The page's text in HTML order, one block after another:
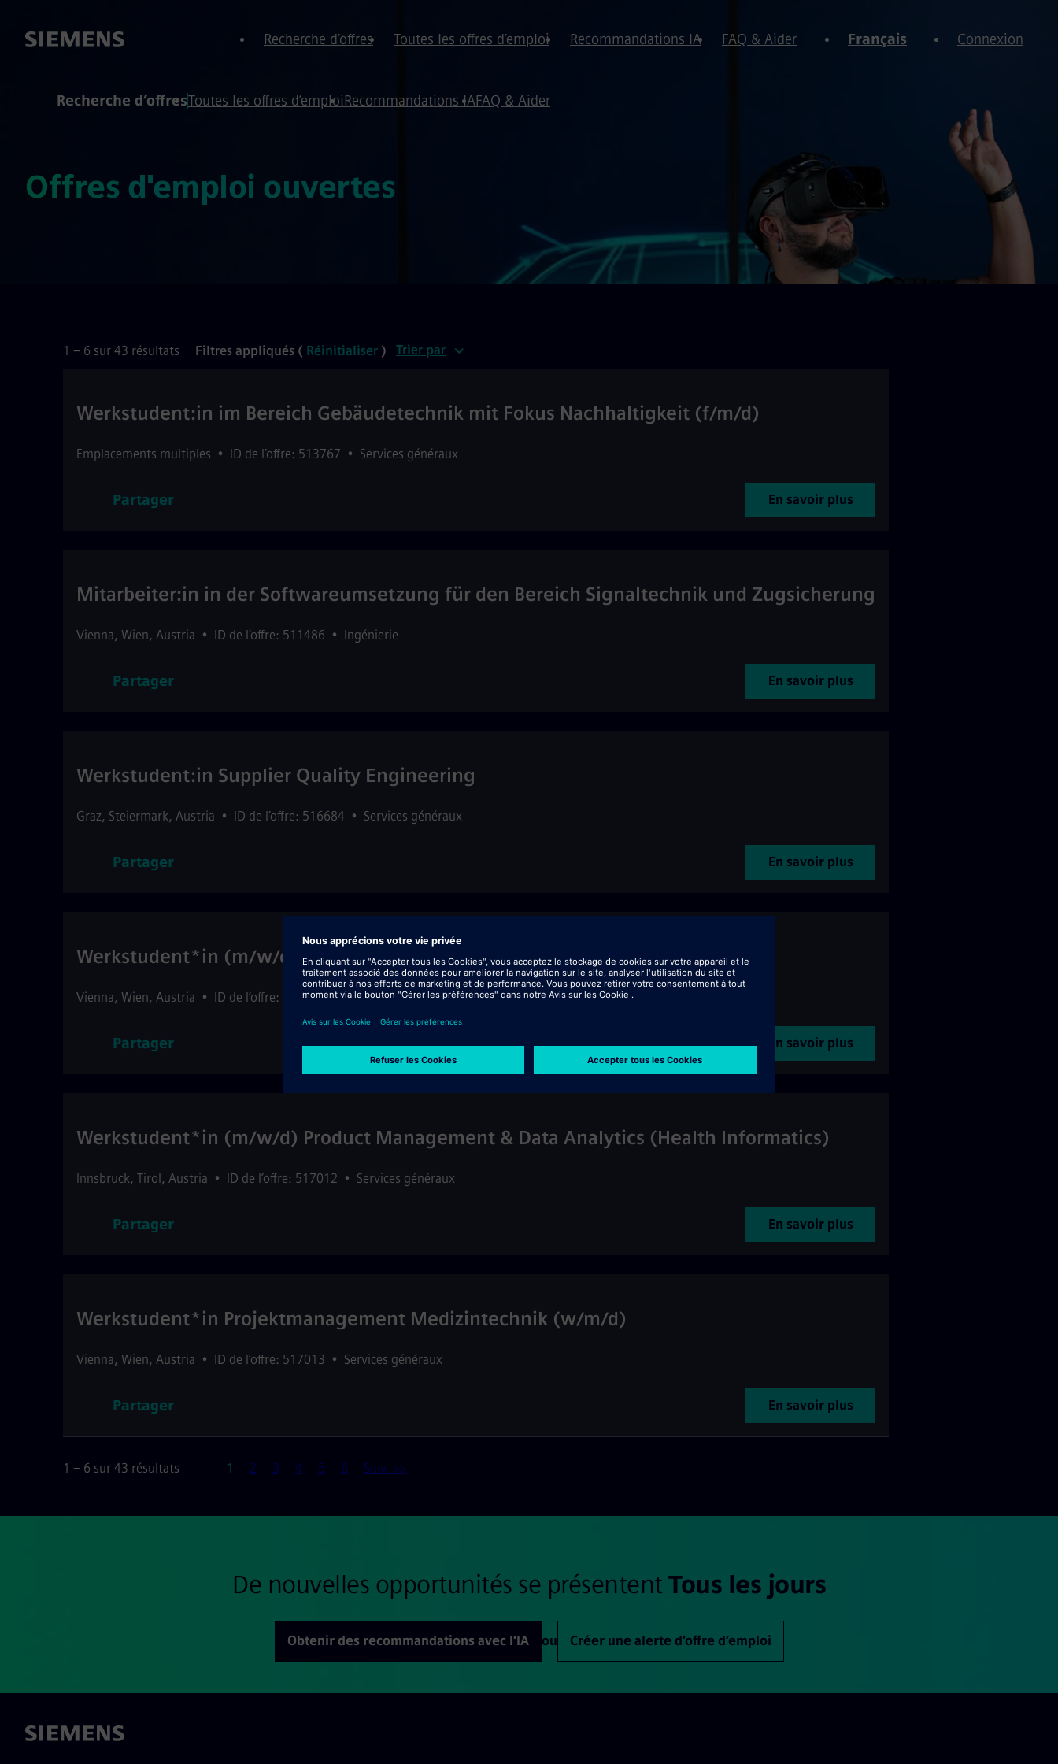
Recherche d’offres Toutes les offres d’emploi Recommandations IA FAQ & Aider Français Connexion
Recherche d’offresToutes les offres d’emploiRecommandations IAFAQ & Aider
Offres d'emploi ouvertes
1 – 6 sur 43 résultats Filtres appliqués ( Réinitialiser ) Trier par
Werkstudent:in im Bereich Gebäudetechnik mit Fokus Nachhaltigkeit (f/m/d)
Emplacements multiples • ID de l’offre: 513767 • Services généraux
Partager En savoir plus
Mitarbeiter:in in der Softwareumsetzung für den Bereich Signaltechnik und Zugsicherung
Vienna, Wien, Austria • ID de l’offre: 511486 • Ingénierie
Partager En savoir plus
Werkstudent:in Supplier Quality Engineering
Graz, Steiermark, Austria • ID de l’offre: 516684 • Services généraux
Partager En savoir plus
Werkstudent*in (m/w/d) Sales & CRM Support
Vienna, Wien, Austria • ID de l’offre: 516820 • Services généraux
Partager En savoir plus
Werkstudent*in (m/w/d) Product Management & Data Analytics (Health Informatics)
Innsbruck, Tirol, Austria • ID de l’offre: 517012 • Services généraux
Partager En savoir plus
Werkstudent*in Projektmanagement Medizintechnik (w/m/d)
Vienna, Wien, Austria • ID de l’offre: 517013 • Services généraux
Partager En savoir plus
1 – 6 sur 43 résultats Page
1 2 3 4 5 6 Suiv. >>
De nouvelles opportunités se présentent Tous les jours
Obtenir des recommandations avec l'IA ou Créer une alerte d’offre d’emploi